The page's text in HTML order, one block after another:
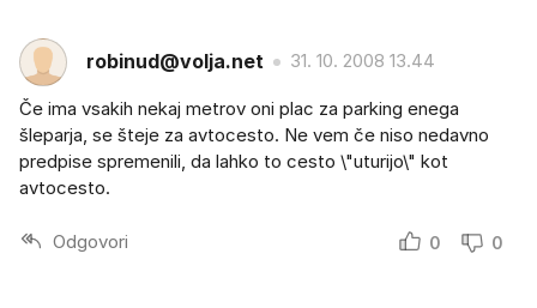
robinud@volja.net 31. 10. 2008 13.44
Če ima vsakih nekaj metrov oni plac za parking enega
šleparja, se šteje za avtocesto. Ne vem če niso nedavno
predpise spremenili, da lahko to cesto \"uturijo\" kot
avtocesto.
Odgovori 0 0